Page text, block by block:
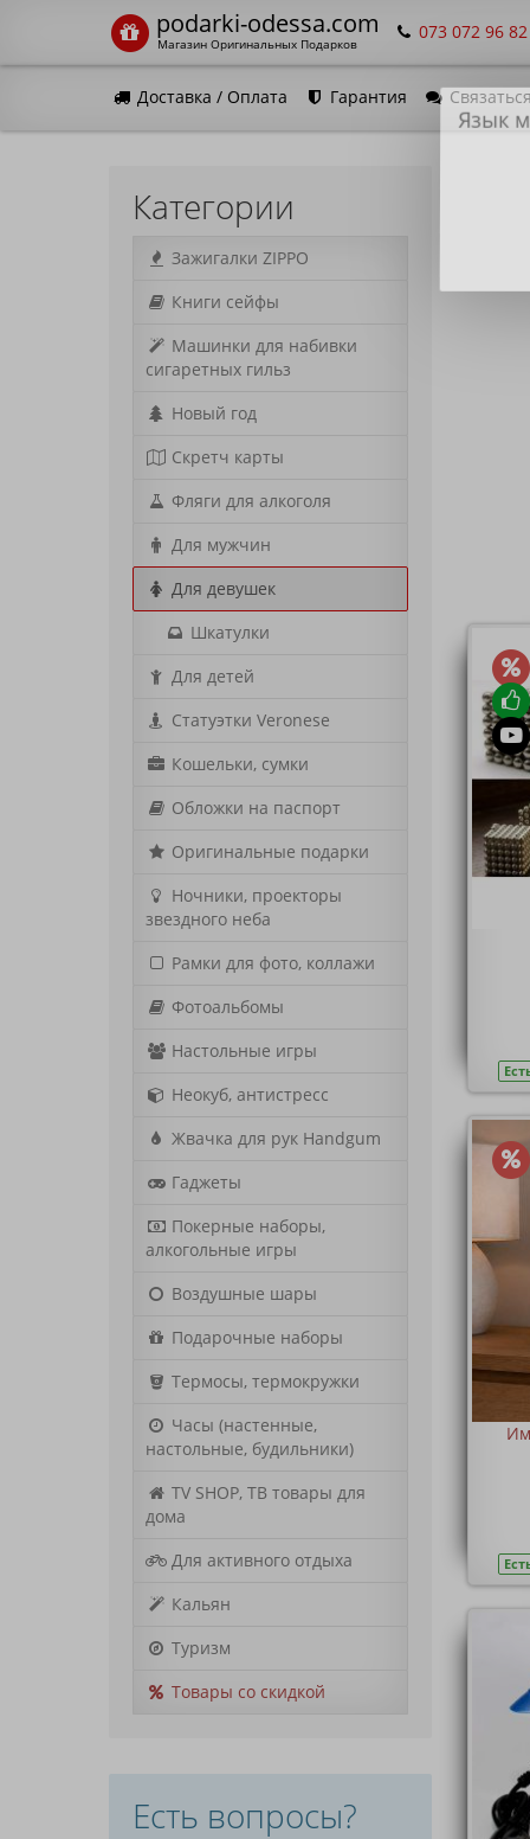
podarki-odessa.com
Магазин Оригинальных Подарков
073 072 96 82
Доставка / Оплата Гарантия
Категории
Зажигалки ZIPPO
Книги сейфы
Машинки для набивки
сигаретных гильз
Новый год
Скретч карты
Фляги для алкоголя
Для мужчин
Для девушек
Шкатулки
Для детей
Статуэтки Veronese
Кошельки, сумки
Обложки на паспорт
Оригинальные подарки
Ночники, проекторы
звездного неба
Рамки для фото, коллажи
Фотоальбомы
Настольные игры
Неокуб, антистресс
Жвачка для рук Handgum
Гаджеты
Покерные наборы,
алкогольные игры
Воздушные шары
Подарочные наборы
Термосы, термокружки
Часы (настенные,
настольные, будильники)
TV SHOP, ТВ товары для
дома
Для активного отдыха
Кальян
Туризм
Товары со скидкой
Есть вопросы?
Язык